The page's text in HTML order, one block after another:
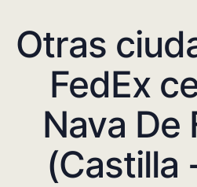
Otras
FedEx
Nava De
(Castilla